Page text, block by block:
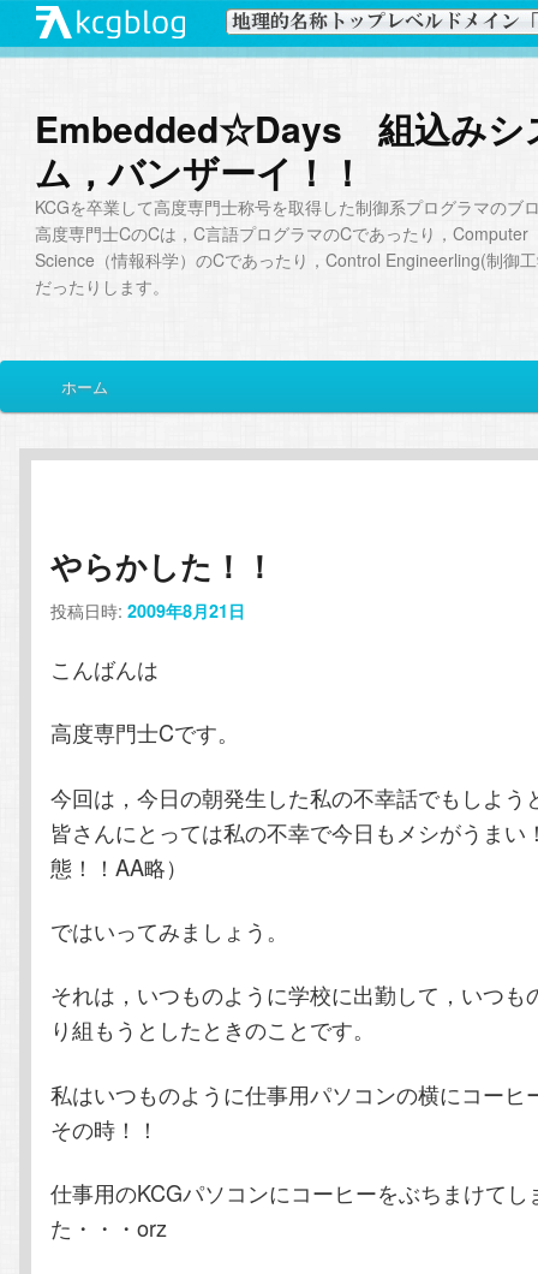
Embedded☆Days 組込みシ
ム，バンザーイ！！
KCGを卒業して高度専門士称号を取得した制御系プログラマのブ
高度専門士CのCは，C言語プログラマのCであったり，Computer
Science（情報科学）のCであったり，Control Engineerling(制御
だったりします。
イ
メ
イ
コ
ン
テ
ン
ツ
へ
移
サ
ブ
ン
テ
ン
ツ
へ
移
動
ホーム
やらかした！！
投稿日時:2009年8月21日
こんばんは
高度専門士Cです。
今回は，今日の朝発生した私の不幸話でもしよう
皆さんにとっては私の不幸で今日もメシがうまい
態！！AA略）
ではいってみましょう。
それは，いつものように学校に出勤して，いつも
り組もうとしたときのことです。
私はいつものように仕事用パソコンの横にコーヒ
その時！！
仕事用のKCGパソコンにコーヒーをぶちまけてし
た・・・orz